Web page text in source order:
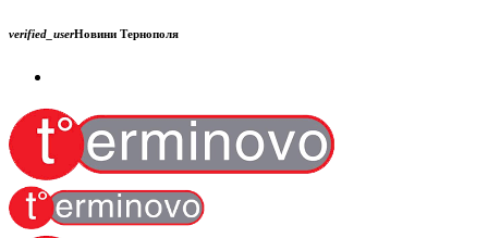
verified_userНовини Тернополя